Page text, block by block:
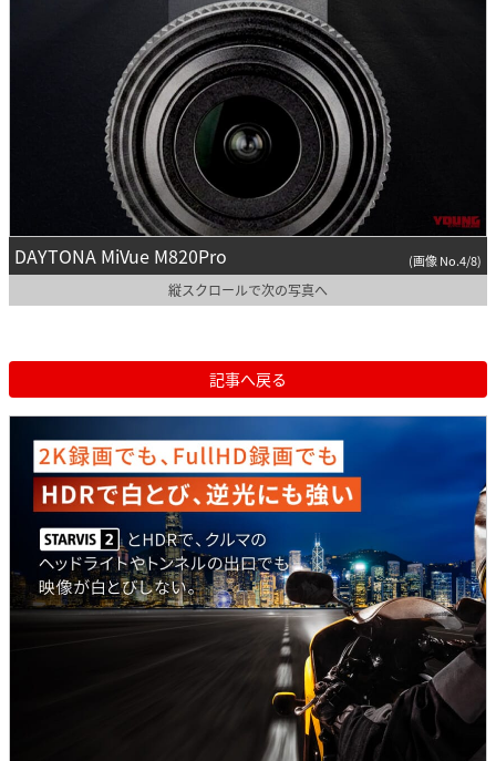
DAYTONA MiVue M820Pro (画像 No.4/8)
縦スクロールで次の写真へ
記事へ戻る